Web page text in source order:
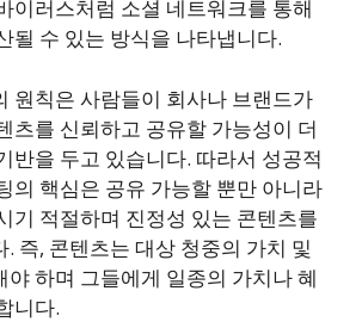
이러스처럼 소셜 네트워크를 통해
될 수 있는 방식을 나타냅니다.
원칙은 사람들이 회사나 브랜드가
츠를 신뢰하고 공유할 가능성이 더
반을 두고 있습니다. 따라서 성공적
의 핵심은 공유 가능할 뿐만 아니라
기 적절하며 진정성 있는 콘텐츠를
. 즉, 콘텐츠는 대상 청중의 가치 및
야 하며 그들에게 일종의 가치나 혜
니다.